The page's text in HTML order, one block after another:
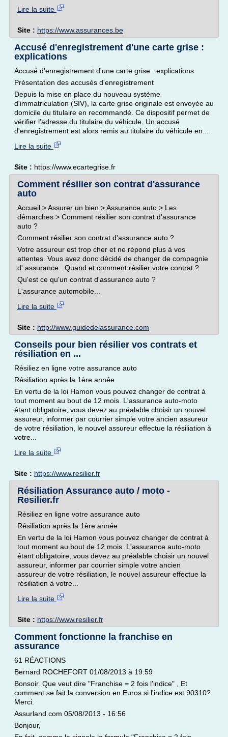
Lire la suite
Site : https://www.assurances.be
Accusé d'enregistrement d'une carte grise :
explications
Accusé d'enregistrement d'une carte grise : explications
Présentation des accusés d'enregistrement
Depuis la mise en place du nouveau système
d'immatriculation (SIV), la carte grise originale est envoyée au
domicile du titulaire en recommandé. Ce dispositif permet de
vérifier l'adresse du titulaire du véhicule. Un accusé
d'enregistrement est alors remis au titulaire du véhicule en...
Lire la suite
Site : https://www.ecartegrise.fr
Comment résilier son contrat d'assurance
auto
Accueil > Assurer un bien > Assurance auto > Les
démarches > Comment résilier son contrat d'assurance
auto ?
Comment résilier son contrat d'assurance auto ?
Votre assureur est trop cher et ne répond plus à vos
attentes. Vous avez donc décidé de changer de compagnie
d' assurance . Quand et comment résilier votre contrat ?
Qu'est ce qu'un contrat d'assurance auto ?
L'assurance automobile...
Lire la suite
Site : http://www.guidedelassurance.com
Conseils pour bien résilier vos contrats et
résiliation en ...
Résiliez en ligne votre assurance auto
Résiliation après la 1ère année
En vertu de la loi Hamon vous pouvez changer de contrat à
tout moment au bout de 12 mois. L'assurance auto-moto
étant obligatoire, vous devez au préalable choisir un nouvel
assureur, informer par courrier simple votre ancien assureur
de votre résiliation, le nouvel assureur effectue la résiliation à
votre...
Lire la suite
Site : https://www.resilier.fr
Résiliation Assurance auto / moto -
Resilier.fr
Résiliez en ligne votre assurance auto
Résiliation après la 1ère année
En vertu de la loi Hamon vous pouvez changer de contrat à
tout moment au bout de 12 mois. L'assurance auto-moto
étant obligatoire, vous devez au préalable choisir un nouvel
assureur, informer par courrier simple votre ancien
assureur de votre résiliation, le nouvel assureur effectue la
résiliation à votre...
Lire la suite
Site : https://www.resilier.fr
Comment fonctionne la franchise en
assurance
61 RÉACTIONS
Bernard ROCHEFORT 01/08/2013 à 19:59
Bonsoir. Que veut dire "Franchise = 2 fois l'indice" , Et
comment se fait la conversion en Euros si l'indice est 90310?
Merci.
Assurland.com 05/08/2013 - 16:56
Bonjour,